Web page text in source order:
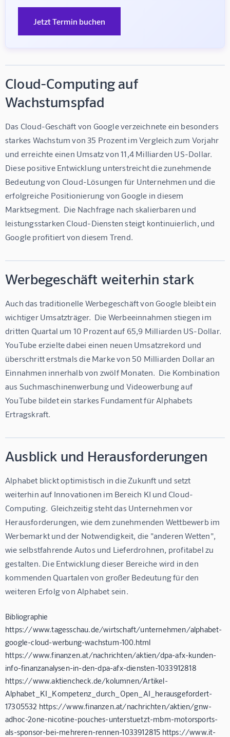
Jetzt Termin buchen
Cloud-Computing auf
Wachstumspfad
Das Cloud-Geschäft von Google verzeichnete ein besonders
starkes Wachstum von 35 Prozent im Vergleich zum Vorjahr
und erreichte einen Umsatz von 11,4 Milliarden US-Dollar.
Diese positive Entwicklung unterstreicht die zunehmende
Bedeutung von Cloud-Lösungen für Unternehmen und die
erfolgreiche Positionierung von Google in diesem
Marktsegment.  Die Nachfrage nach skalierbaren und
leistungsstarken Cloud-Diensten steigt kontinuierlich, und
Google profitiert von diesem Trend.
Werbegeschäft weiterhin stark
Auch das traditionelle Werbegeschäft von Google bleibt ein
wichtiger Umsatzträger.  Die Werbeeinnahmen stiegen im
dritten Quartal um 10 Prozent auf 65,9 Milliarden US-Dollar.
YouTube erzielte dabei einen neuen Umsatzrekord und
überschritt erstmals die Marke von 50 Milliarden Dollar an
Einnahmen innerhalb von zwölf Monaten.  Die Kombination
aus Suchmaschinenwerbung und Videowerbung auf
YouTube bildet ein starkes Fundament für Alphabets
Ertragskraft.
Ausblick und Herausforderungen
Alphabet blickt optimistisch in die Zukunft und setzt
weiterhin auf Innovationen im Bereich KI und Cloud-
Computing.  Gleichzeitig steht das Unternehmen vor
Herausforderungen, wie dem zunehmenden Wettbewerb im
Werbemarkt und der Notwendigkeit, die "anderen Wetten",
wie selbstfahrende Autos und Lieferdrohnen, profitabel zu
gestalten. Die Entwicklung dieser Bereiche wird in den
kommenden Quartalen von großer Bedeutung für den
weiteren Erfolg von Alphabet sein.
Bibliographie
https://www.tagesschau.de/wirtschaft/unternehmen/alphabet-
google-cloud-werbung-wachstum-100.html
https://www.finanzen.at/nachrichten/aktien/dpa-afx-kunden-
info-finanzanalysen-in-den-dpa-afx-diensten-1033912818
https://www.aktiencheck.de/kolumnen/Artikel-
Alphabet_KI_Kompetenz_durch_Open_AI_herausgefordert-
17305532 https://www.finanzen.at/nachrichten/aktien/gnw-
adhoc-2one-nicotine-pouches-unterstuetzt-mbm-motorsports-
als-sponsor-bei-mehreren-rennen-1033912815 https://www.it-